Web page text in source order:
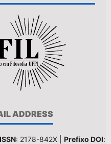
ADDRESS
ISSN: 2178-842X | Prefixo DOI: